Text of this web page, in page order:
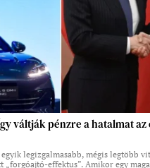
váltják pénzre a hatalmat az
legizgalmasabb, mégis legtöbb
„forgóajtó-effektus”. Amikor egy